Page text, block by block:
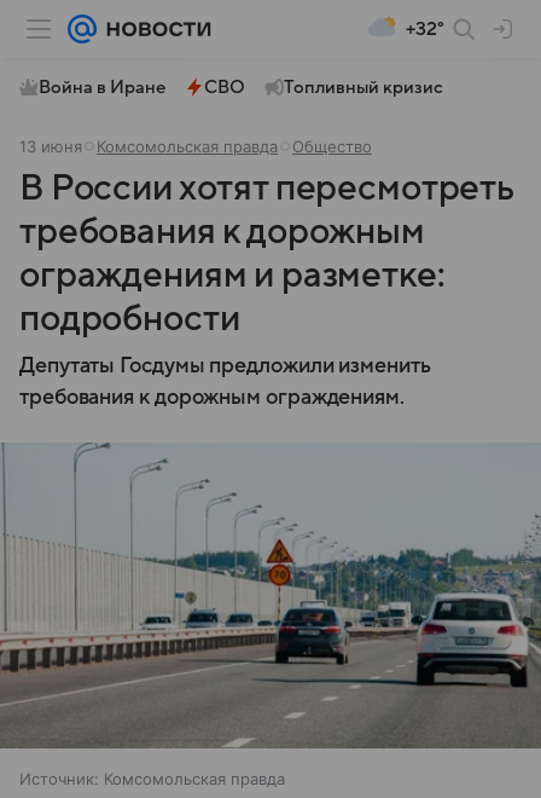
+32°
Война в Иране СВО Топливный кризис
13 июня Комсомольская правда Общество
В России хотят пересмотреть
требования к дорожным
ограждениям и разметке:
подробности
Депутаты Госдумы предложили изменить
требования к дорожным ограждениям.
Источник: Комсомольская правда